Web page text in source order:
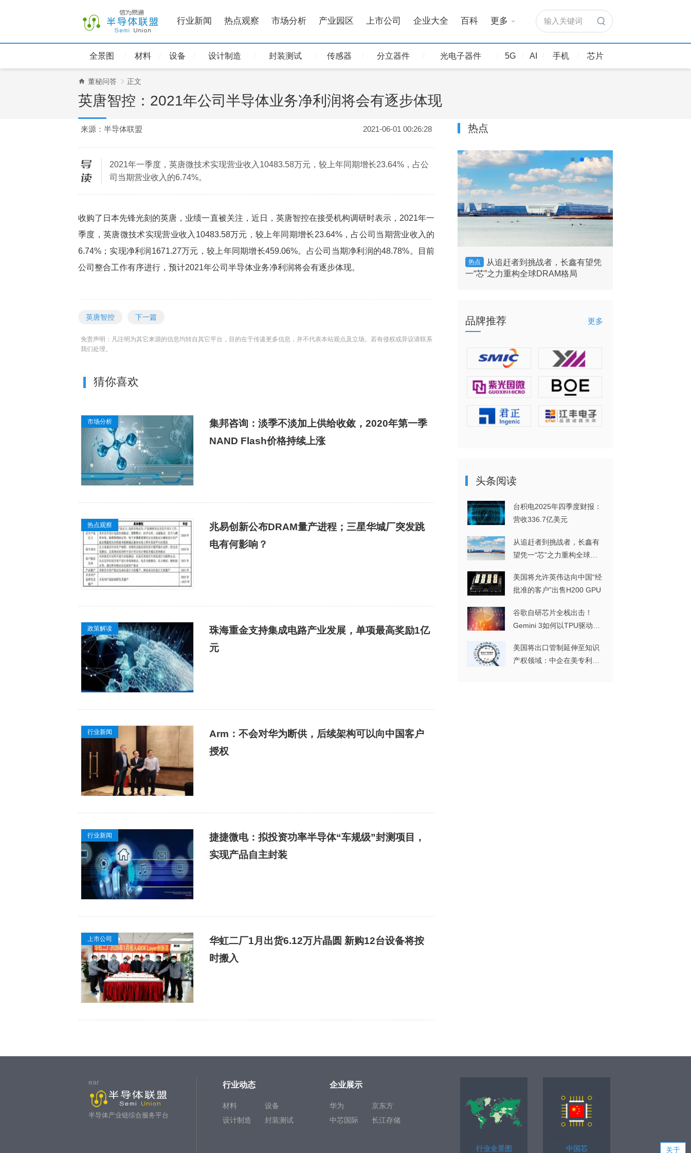
行业新闻 热点观察 市场分析 产业园区 上市公司 企业大全 百科 更多 输入关键词
全景图 材料 设备 设计制造 封装测试 传感器 分立器件 光电子器件 5G AI 手机 芯片
董秘问答 正文
英唐智控：2021年公司半导体业务净利润将会有逐步体现
来源：半导体联盟 2021-06-01 00:26:28
2021年一季度，英唐微技术实现营业收入10483.58万元，较上年同期增长23.64%，占公
司当期营业收入的6.74%。
收购了日本先锋光刻的英唐，业绩一直被关注，近日，英唐智控在接受机构调研时表示，2021年一
季度，英唐微技术实现营业收入10483.58万元，较上年同期增长23.64%，占公司当期营业收入的
6.74%；实现净利润1671.27万元，较上年同期增长459.06%。占公司当期净利润的48.78%。目前
公司整合工作有序进行，预计2021年公司半导体业务净利润将会有逐步体现。
英唐智控 下一篇
免责声明：凡注明为其它来源的信息均转自其它平台，目的在于传递更多信息，并不代表本站观点及立场。若有侵权或异议请联系
我们处理。
猜你喜欢
市场分析
集邦咨询：淡季不淡加上供给收敛，2020年第一季
NAND Flash价格持续上涨
热点观察
兆易创新公布DRAM量产进程；三星华城厂突发跳
电有何影响？
政策解读
珠海重金支持集成电路产业发展，单项最高奖励1亿
元
行业新闻
Arm：不会对华为断供，后续架构可以向中国客户
授权
行业新闻
捷捷微电：拟投资功率半导体“车规级”封测项目，
实现产品自主封装
上市公司
华虹二厂1月出货6.12万片晶圆 新购12台设备将按
时搬入
热点
热点
谷歌自研芯片全栈出击！Gemini
3如何以TPU驱动实现多模态突破？
热点
台积电2025年四季度财报：营收
336.7亿美元
热点
从追赶者到挑战者，长鑫有望凭
一“芯”之力重构全球DRAM格局
品牌推荐 更多
头条阅读
台积电2025年四季度财报：
营收336.7亿美元
从追赶者到挑战者，长鑫有
望凭一“芯”之力重构全球
美国将允许英伟达向中国“经
批准的客户”出售H200 GPU
谷歌自研芯片全栈出击！
Gemini 3如何以TPU驱动实
美国将出口管制延伸至知识
产权领域：中企在美专利维
ear
半导体产业链综合服务平台
行业动态
材料
设备
设计制造
封装测试
企业展示
华为
京东方
中芯国际
长江存储
行业全景图 中国芯 关于